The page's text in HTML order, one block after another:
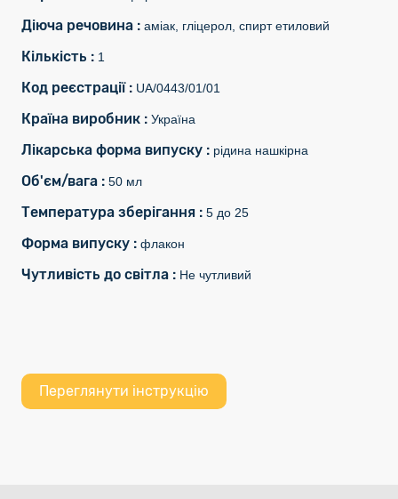
Діюча речовина : аміак, гліцерол, спирт етиловий
Кількість : 1
Код реєстрації : UA/0443/01/01
Країна виробник : Україна
Лікарська форма випуску : рідина нашкірна
Об'єм/вага : 50 мл
Температура зберігання : 5 до 25
Форма випуску : флакон
Чутливість до світла : Не чутливий
Переглянути інструкцію